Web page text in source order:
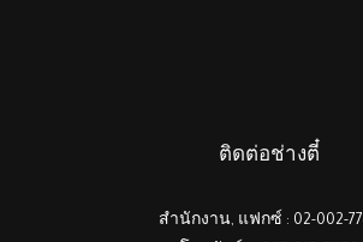
ติดต่อช่างตี๋
สำนักงาน, แฟกซ์ : 02-002-